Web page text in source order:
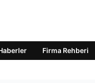
Firma Rehberi